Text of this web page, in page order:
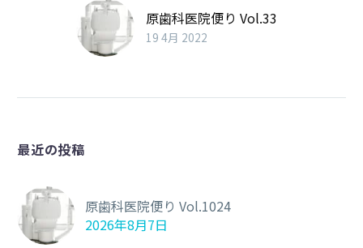
原歯科医院便り Vol.33
19 4月 2022
最近の投稿
原歯科医院便り Vol.1024
2026年8月7日